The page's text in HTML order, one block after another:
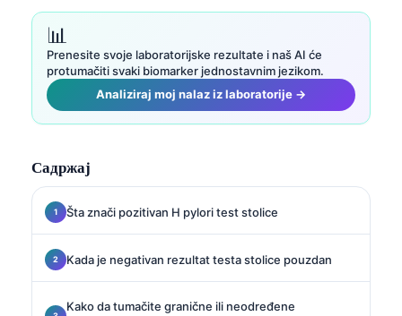
вештачке интелигенције.
📊
Prenesite svoje laboratorijske rezultate i naš AI će
protumačiti svaki biomarker jednostavnim jezikom.
Analiziraj moj nalaz iz laboratorije →
Садржај
Šta znači pozitivan H pylori test stolice
Kada je negativan rezultat testa stolice pouzdan
Kako da tumačite granične ili neodređene